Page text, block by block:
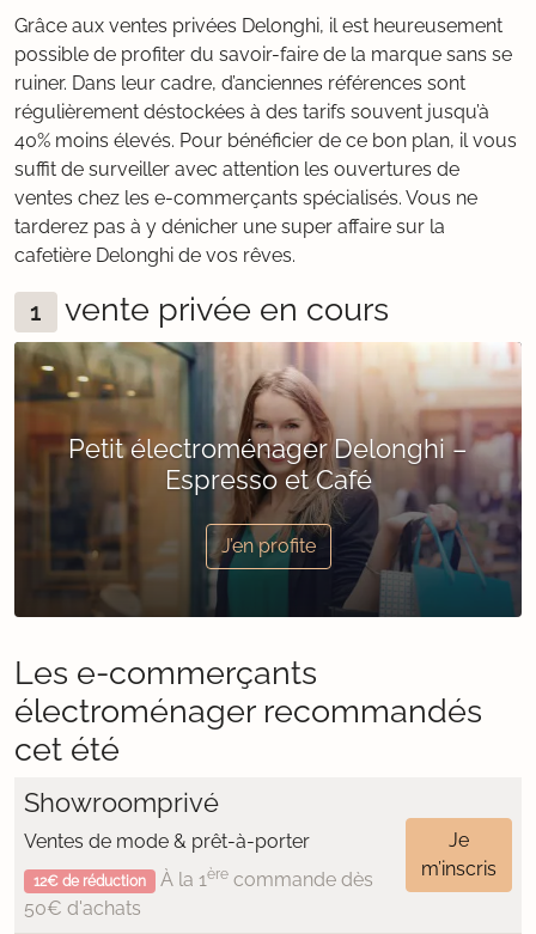
Grâce aux ventes privées Delonghi, il est heureusement
possible de profiter du savoir-faire de la marque sans se
ruiner. Dans leur cadre, d’anciennes références sont
régulièrement déstockées à des tarifs souvent jusqu’à
40% moins élevés. Pour bénéficier de ce bon plan, il vous
suffit de surveiller avec attention les ouvertures de
ventes chez les e-commerçants spécialisés. Vous ne
tarderez pas à y dénicher une super affaire sur la
cafetière Delonghi de vos rêves.
1 vente privée en cours
Petit électroménager Delonghi –
Espresso et Café
J’en profite
Les e-commerçants
électroménager recommandés
cet été
Showroomprivé
Ventes de mode & prêt-à-porter
12€ de réduction À la 1èrecommande dès
50€ d'achats
Je
m’inscris